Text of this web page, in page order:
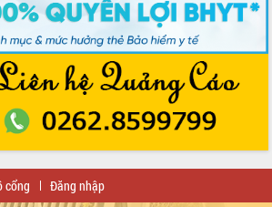
cổng Đăng nhập